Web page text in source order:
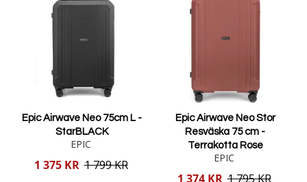
Epic Airwave Neo 75cm L -
StarBLACK
EPIC
Reducerat
1 375 KR 1 799 KR
Epic Airwave Neo Stor
Resväska 75 cm -
Terrakotta Rose
EPIC
Reducerat
1 374 KR 1 795 KR